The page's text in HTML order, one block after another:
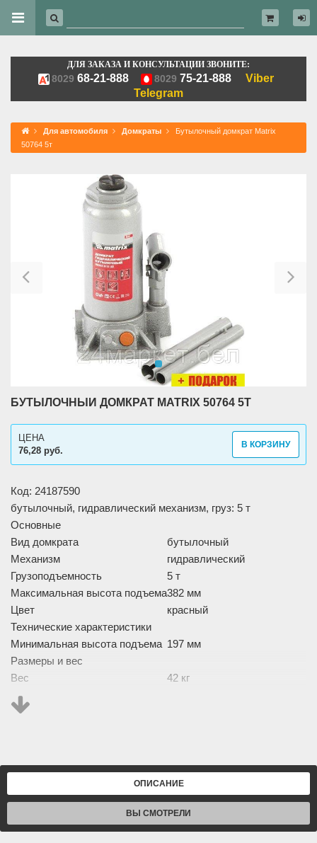
ДЛЯ ЗАКАЗА И КОНСУЛЬТАЦИИ ЗВОНИТЕ:
8029 68-21-888 8029 75-21-888
Viber
Telegram
Для автомобиля Домкраты
Бутылочный домкрат Matrix
50764 5т
Previous
БУТЫЛОЧНЫЙ ДОМКРАТ MATRIX 50764 5Т
76,28 руб.
ЦЕНА
В КОРЗИНУ
Код: 24187590
бутылочный, гидравлический механизм, груз: 5 т
Основные
Вид домкрата
бутылочный
Механизм
гидравлический
Грузоподъемность
5 т
Максимальная высота подъема382 мм
Цвет
красный
Технические характеристики
Минимальная высота подъема 197 мм
Размеры и вес
Вес
42 кг
Комплектация
Сумка для хранения
Изображение товара и комплектация могут отличаться.
Полное описание:ОПИСАНИЕ
ВЫ СМОТРЕЛИ